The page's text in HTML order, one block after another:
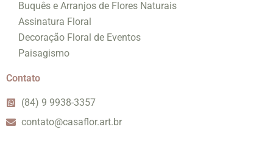
Buquês e Arranjos de Flores Naturais
Assinatura Floral
Decoração Floral de Eventos
Paisagismo
Contato
(84) 9 9938-3357
contato@casaflor.art.br